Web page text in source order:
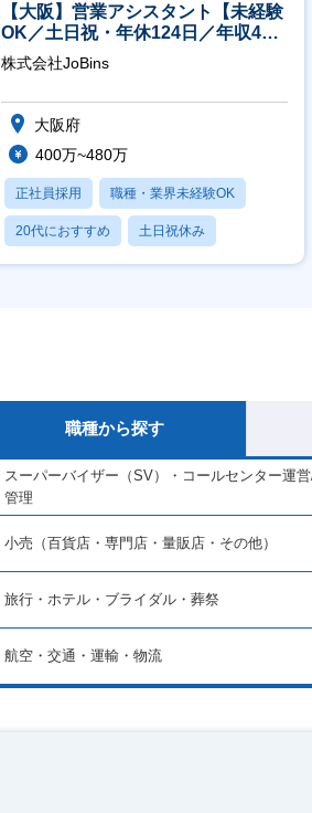
【大阪】営業アシスタント【未経験
OK／土日祝・年休124日／年収400
万～／転勤なし】
株式会社JoBins
大阪府
400万~480万
正社員採用 職種・業界未経験OK
20代におすすめ 土日祝休み
休日120日以上
職種から探す
スーパーバイザー（SV）・コールセンター運
管理
小売（百貨店・専門店・量販店・その他）
旅行・ホテル・ブライダル・葬祭
航空・交通・運輸・物流